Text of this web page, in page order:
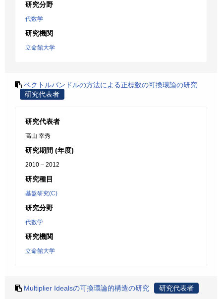
研究分野
代数学
研究機関
立命館大学
ベクトルバンドルの方法による正標数の可換環論の研究
研究代表者
研究代表者
高山 幸秀
研究期間 (年度)
2010 – 2012
研究種目
基盤研究(C)
研究分野
代数学
研究機関
立命館大学
Multiplier Idealsの可換環論的構造の研究 研究代表者